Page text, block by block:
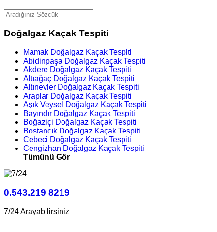
Doğalgaz Kaçak Tespiti
Mamak Doğalgaz Kaçak Tespiti
Abidinpaşa Doğalgaz Kaçak Tespiti
Akdere Doğalgaz Kaçak Tespiti
Altıağaç Doğalgaz Kaçak Tespiti
Altınevler Doğalgaz Kaçak Tespiti
Araplar Doğalgaz Kaçak Tespiti
Aşık Veysel Doğalgaz Kaçak Tespiti
Bayındır Doğalgaz Kaçak Tespiti
Boğaziçi Doğalgaz Kaçak Tespiti
Bostancık Doğalgaz Kaçak Tespiti
Cebeci Doğalgaz Kaçak Tespiti
Cengizhan Doğalgaz Kaçak Tespiti
Tümünü Gör
0.543.219 8219
7/24 Arayabilirsiniz